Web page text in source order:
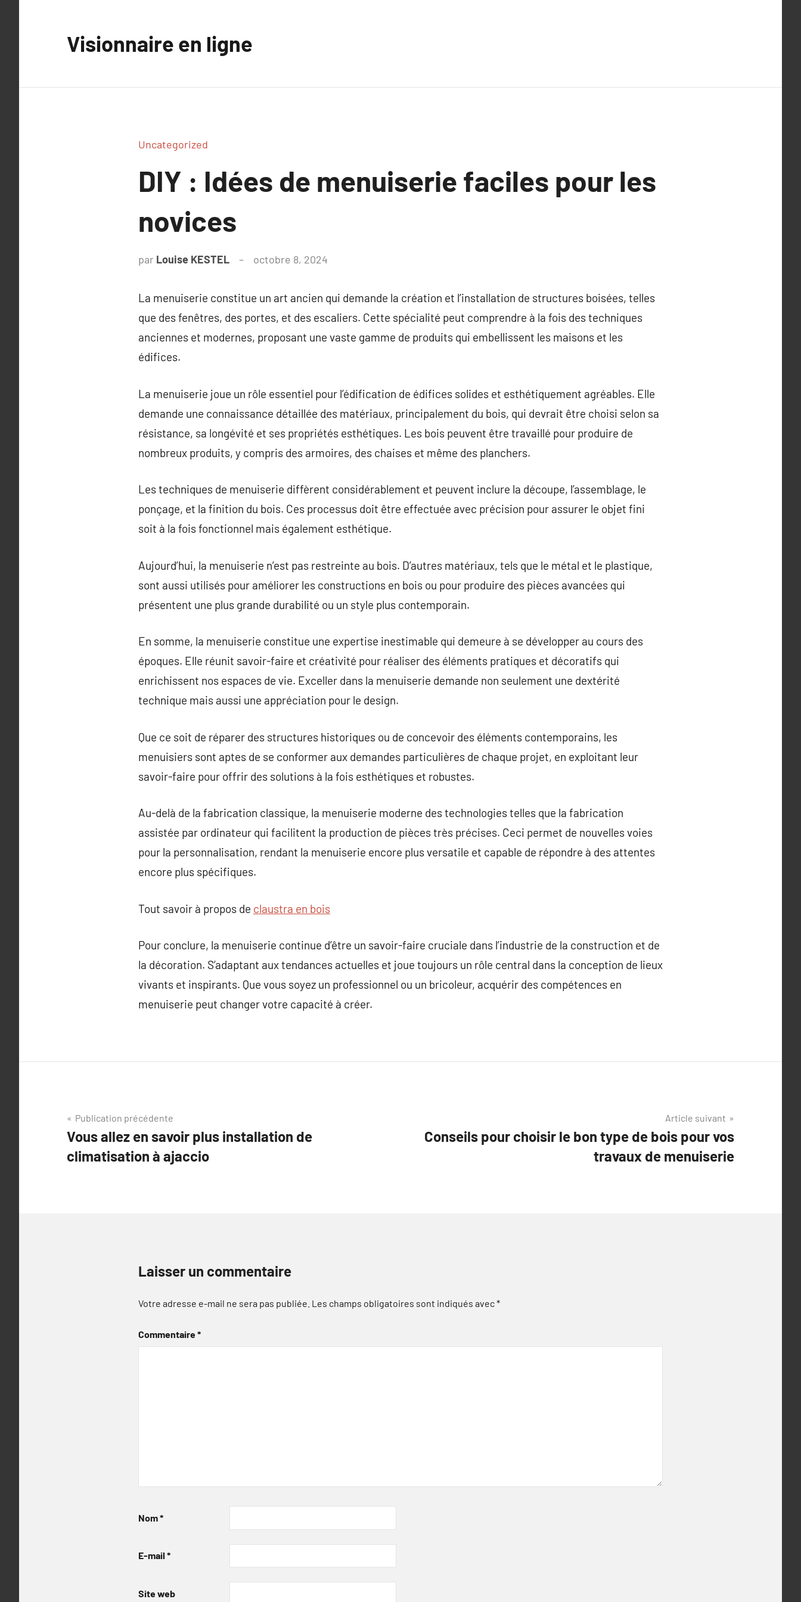
Visionnaire en ligne
Uncategorized
DIY : Idées de menuiserie faciles pour les
novices
par Louise KESTEL octobre 8, 2024
La menuiserie constitue un art ancien qui demande la création et l’installation de structures boisées, telles
que des fenêtres, des portes, et des escaliers. Cette spécialité peut comprendre à la fois des techniques
anciennes et modernes, proposant une vaste gamme de produits qui embellissent les maisons et les
édifices.
La menuiserie joue un rôle essentiel pour l’édification de édifices solides et esthétiquement agréables. Elle
demande une connaissance détaillée des matériaux, principalement du bois, qui devrait être choisi selon sa
résistance, sa longévité et ses propriétés esthétiques. Les bois peuvent être travaillé pour produire de
nombreux produits, y compris des armoires, des chaises et même des planchers.
Les techniques de menuiserie diffèrent considérablement et peuvent inclure la découpe, l’assemblage, le
ponçage, et la finition du bois. Ces processus doit être effectuée avec précision pour assurer le objet fini
soit à la fois fonctionnel mais également esthétique.
Aujourd’hui, la menuiserie n’est pas restreinte au bois. D’autres matériaux, tels que le métal et le plastique,
sont aussi utilisés pour améliorer les constructions en bois ou pour produire des pièces avancées qui
présentent une plus grande durabilité ou un style plus contemporain.
En somme, la menuiserie constitue une expertise inestimable qui demeure à se développer au cours des
époques. Elle réunit savoir-faire et créativité pour réaliser des éléments pratiques et décoratifs qui
enrichissent nos espaces de vie. Exceller dans la menuiserie demande non seulement une dextérité
technique mais aussi une appréciation pour le design.
Que ce soit de réparer des structures historiques ou de concevoir des éléments contemporains, les
menuisiers sont aptes de se conformer aux demandes particulières de chaque projet, en exploitant leur
savoir-faire pour offrir des solutions à la fois esthétiques et robustes.
Au-delà de la fabrication classique, la menuiserie moderne des technologies telles que la fabrication
assistée par ordinateur qui facilitent la production de pièces très précises. Ceci permet de nouvelles voies
pour la personnalisation, rendant la menuiserie encore plus versatile et capable de répondre à des attentes
encore plus spécifiques.
Tout savoir à propos de claustra en bois
Pour conclure, la menuiserie continue d’être un savoir-faire cruciale dans l’industrie de la construction et de
la décoration. S’adaptant aux tendances actuelles et joue toujours un rôle central dans la conception de lieux
vivants et inspirants. Que vous soyez un professionnel ou un bricoleur, acquérir des compétences en
menuiserie peut changer votre capacité à créer.
Navigation
de
l’article
Publication précédente
Vous allez en savoir plus installation de
climatisation à ajaccio
Article suivant
Conseils pour choisir le bon type de bois pour vos
travaux de menuiserie
Laisser un commentaire
Votre adresse e-mail ne sera pas publiée. Les champs obligatoires sont indiqués avec*
Commentaire*
Nom*
E-mail *
Site web